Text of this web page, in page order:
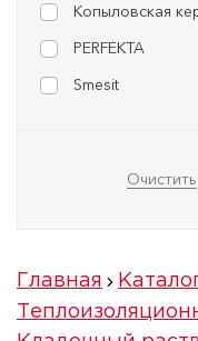
Копыловская
PERFEKTA
Smesit
Главная